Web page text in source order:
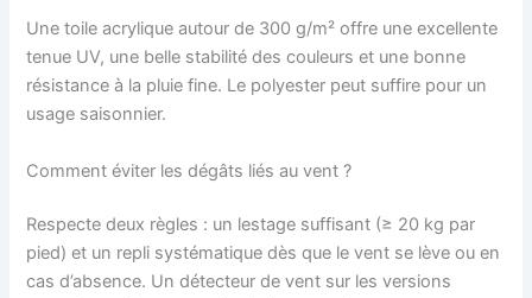
Une toile acrylique autour de 300 g/m² offre une excellente
tenue UV, une belle stabilité des couleurs et une bonne
résistance à la pluie fine. Le polyester peut suffire pour un
usage saisonnier.
Comment éviter les dégâts liés au vent ?
Respecte deux règles : un lestage suffisant (≥ 20 kg par
pied) et un repli systématique dès que le vent se lève ou en
cas d’absence. Un détecteur de vent sur les versions